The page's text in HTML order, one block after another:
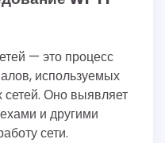
— это процесс
используемых
Оно выявляет
и другими
сети.